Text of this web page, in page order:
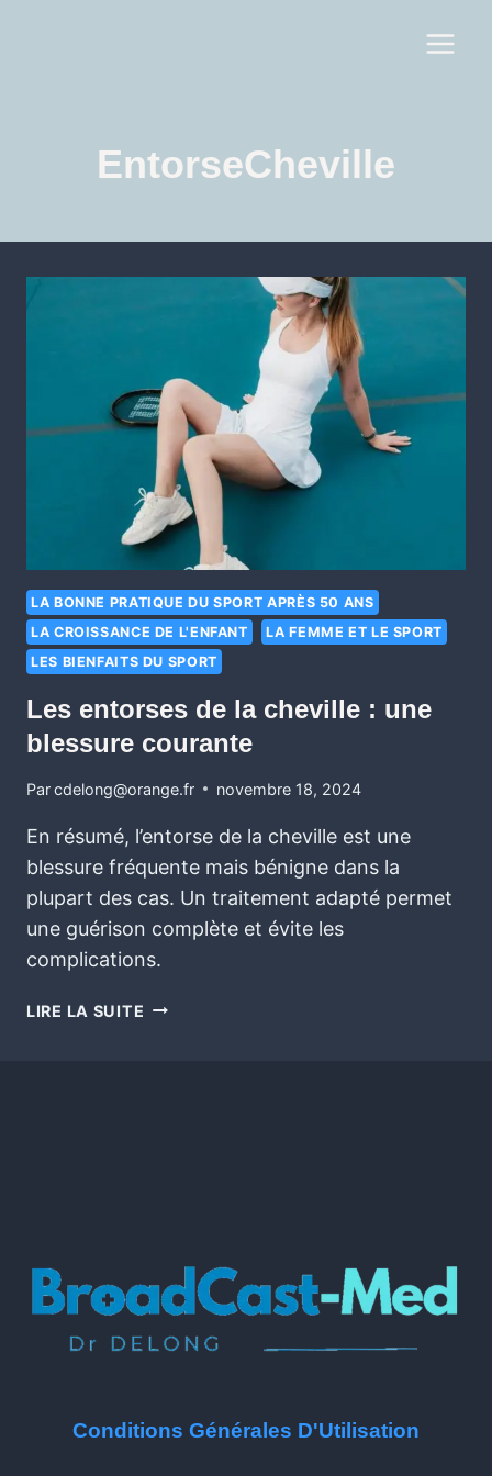
EntorseCheville
LA BONNE PRATIQUE DU SPORT APRÈS 50 ANS
LA CROISSANCE DE L'ENFANT
LA FEMME ET LE SPORT
LES BIENFAITS DU SPORT
Les entorses de la cheville : une
blessure courante
Parcdelong@orange.fr novembre 18, 2024
En résumé, l’entorse de la cheville est une
blessure fréquente mais bénigne dans la
plupart des cas. Un traitement adapté permet
une guérison complète et évite les
complications.
LIRE LA SUITE
Conditions Générales D'Utilisation